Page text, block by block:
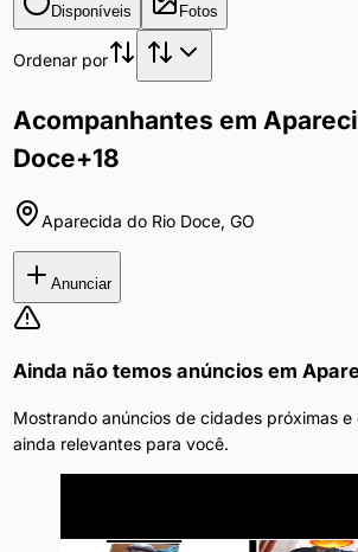
Disponíveis Fotos
Ordenar por
Acompanhantes em
Doce+18
Aparecida do Rio Doce, GO
Anunciar
Ainda não temos anúncios em
Mostrando anúncios de cidades próximas
ainda relevantes para você.